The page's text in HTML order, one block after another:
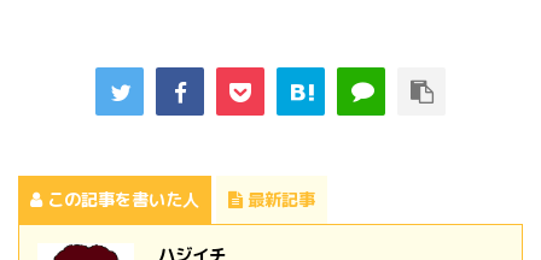
この記事を書いた人 最新記事
ハジイチ